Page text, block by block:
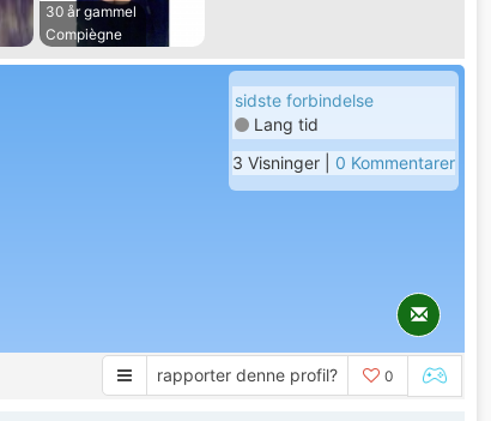
30 år gammel
Compiègne
sidste forbindelse
Lang tid
3 Visninger | 0 Kommentarer
rapporter denne profil? 0